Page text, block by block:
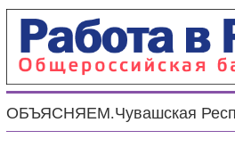
ОБЪЯСНЯЕМ.Чувашская